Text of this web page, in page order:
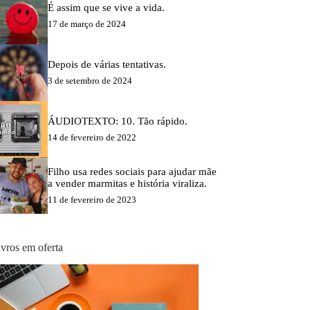
É assim que se vive a vida.
17 de março de 2024
Depois de várias tentativas.
3 de setembro de 2024
ÁUDIOTEXTO: 10. Tão rápido.
14 de fevereiro de 2022
Filho usa redes sociais para ajudar mãe
a vender marmitas e história viraliza.
11 de fevereiro de 2023
em oferta